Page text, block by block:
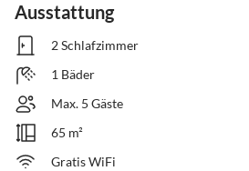
Ausstattung
2 Schlafzimmer
1 Bäder
Max. 5 Gäste
65 m²
Gratis WiFi